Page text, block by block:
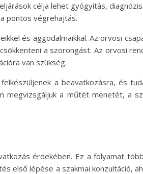
célja lehet gyógyítás,
pontos végrehajtás.
és aggodalmaikkal. Az orvosi
a szorongást. Az orvosi
van szükség.
a beavatkozásra, és
megvizsgáljuk a műtét menetét, a
érdekében. Ez a folyamat
első lépése a szakmai konzultáció,